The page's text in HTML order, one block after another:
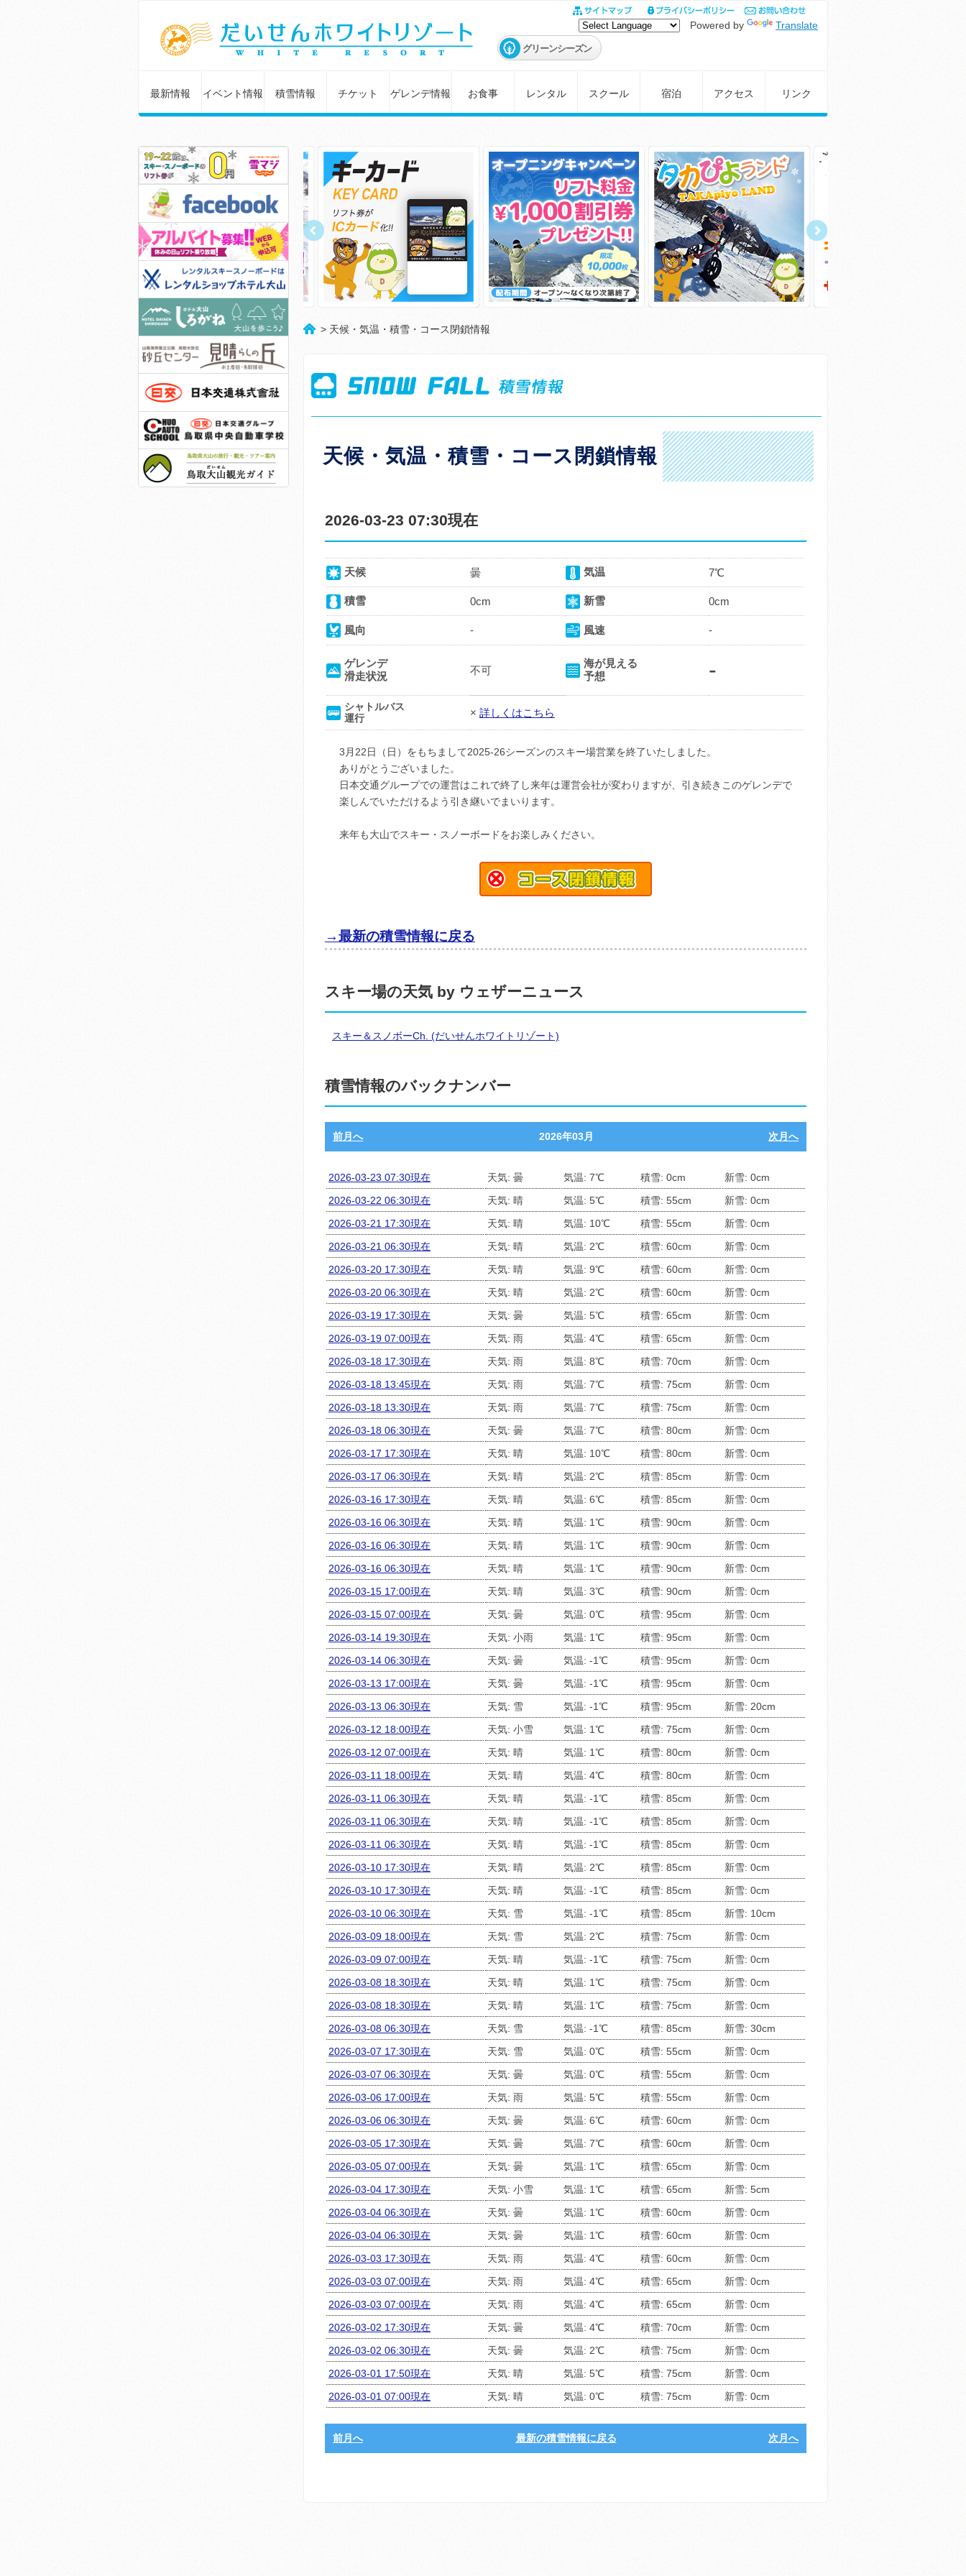
Powered by Translate
グリーンシーズン
最新情報 イベント情報 積雪情報 チケット ゲレンデ情報 お食事 レンタル スクール 宿泊 アクセス リンク
> 天候・気温・積雪・コース閉鎖情報
天候・気温・積雪・コース閉鎖情報
2026-03-23 07:30現在
天候 曇 気温 7℃
積雪 0cm 新雪 0cm
風向 - 風速 -
ゲレンデ
滑走状況
不可
海が見える
予想
-
シャトルバス
運行
× 詳しくはこちら
3月22日（日）をもちまして2025-26シーズンのスキー場営業を終了いたしました。
ありがとうございました。
日本交通グループでの運営はこれで終了し来年は運営会社が変わりますが、引き続きこのゲレンデで
楽しんでいただけるよう引き継いでまいります。
来年も大山でスキー・スノーボードをお楽しみください。
→最新の積雪情報に戻る
スキー場の天気 by ウェザーニュース
スキー＆スノボーCh. (だいせんホワイトリゾート)
積雪情報のバックナンバー
前月へ 2026年03月 次月へ
2026-03-23 07:30現在 天気: 曇 気温: 7℃ 積雪: 0cm
新雪: 0cm
2026-03-22 06:30現在
天気: 晴 気温: 5℃ 積雪: 55cm
新雪: 0cm
2026-03-21 17:30現在
天気: 晴 気温: 10℃ 積雪: 55cm
新雪: 0cm
2026-03-21 06:30現在
天気: 晴 気温: 2℃ 積雪: 60cm
新雪: 0cm
2026-03-20 17:30現在
天気: 晴 気温: 9℃ 積雪: 60cm
新雪: 0cm
2026-03-20 06:30現在
天気: 晴 気温: 2℃ 積雪: 60cm
新雪: 0cm
2026-03-19 17:30現在
天気: 曇 気温: 5℃ 積雪: 65cm
新雪: 0cm
2026-03-19 07:00現在
天気: 雨 気温: 4℃ 積雪: 65cm
新雪: 0cm
2026-03-18 17:30現在
天気: 雨 気温: 8℃ 積雪: 70cm
新雪: 0cm
2026-03-18 13:45現在
天気: 雨 気温: 7℃ 積雪: 75cm
新雪: 0cm
2026-03-18 13:30現在
天気: 雨 気温: 7℃ 積雪: 75cm
新雪: 0cm
2026-03-18 06:30現在
天気: 曇 気温: 7℃ 積雪: 80cm
新雪: 0cm
2026-03-17 17:30現在
天気: 晴 気温: 10℃ 積雪: 80cm
新雪: 0cm
2026-03-17 06:30現在
天気: 晴 気温: 2℃ 積雪: 85cm
新雪: 0cm
2026-03-16 17:30現在
天気: 晴 気温: 6℃ 積雪: 85cm
新雪: 0cm
2026-03-16 06:30現在
天気: 晴 気温: 1℃ 積雪: 90cm
新雪: 0cm
2026-03-16 06:30現在
天気: 晴 気温: 1℃ 積雪: 90cm
新雪: 0cm
2026-03-16 06:30現在
天気: 晴 気温: 1℃ 積雪: 90cm
新雪: 0cm
2026-03-15 17:00現在
天気: 晴 気温: 3℃ 積雪: 90cm
新雪: 0cm
2026-03-15 07:00現在
天気: 曇 気温: 0℃ 積雪: 95cm
新雪: 0cm
2026-03-14 19:30現在
天気: 小雨 気温: 1℃ 積雪: 95cm
新雪: 0cm
2026-03-14 06:30現在
天気: 曇 気温: -1℃ 積雪: 95cm
新雪: 0cm
2026-03-13 17:00現在
天気: 曇 気温: -1℃ 積雪: 95cm
新雪: 0cm
2026-03-13 06:30現在
天気: 雪 気温: -1℃ 積雪: 95cm
新雪: 20cm
2026-03-12 18:00現在
天気: 小雪 気温: 1℃ 積雪: 75cm
新雪: 0cm
2026-03-12 07:00現在
天気: 晴 気温: 1℃ 積雪: 80cm
新雪: 0cm
2026-03-11 18:00現在
天気: 晴 気温: 4℃ 積雪: 80cm
新雪: 0cm
2026-03-11 06:30現在
天気: 晴 気温: -1℃ 積雪: 85cm
新雪: 0cm
2026-03-11 06:30現在
天気: 晴 気温: -1℃ 積雪: 85cm
新雪: 0cm
2026-03-11 06:30現在
天気: 晴 気温: -1℃ 積雪: 85cm
新雪: 0cm
2026-03-10 17:30現在
天気: 晴 気温: 2℃ 積雪: 85cm
新雪: 0cm
2026-03-10 17:30現在
天気: 晴 気温: -1℃ 積雪: 85cm
新雪: 0cm
2026-03-10 06:30現在
天気: 雪 気温: -1℃ 積雪: 85cm
新雪: 10cm
2026-03-09 18:00現在
天気: 雪 気温: 2℃ 積雪: 75cm
新雪: 0cm
2026-03-09 07:00現在
天気: 晴 気温: -1℃ 積雪: 75cm
新雪: 0cm
2026-03-08 18:30現在
天気: 晴 気温: 1℃ 積雪: 75cm
新雪: 0cm
2026-03-08 18:30現在
天気: 晴 気温: 1℃ 積雪: 75cm
新雪: 0cm
2026-03-08 06:30現在
天気: 雪 気温: -1℃ 積雪: 85cm
新雪: 30cm
2026-03-07 17:30現在
天気: 雪 気温: 0℃ 積雪: 55cm
新雪: 0cm
2026-03-07 06:30現在
天気: 曇 気温: 0℃ 積雪: 55cm
新雪: 0cm
2026-03-06 17:00現在
天気: 雨 気温: 5℃ 積雪: 55cm
新雪: 0cm
2026-03-06 06:30現在
天気: 曇 気温: 6℃ 積雪: 60cm
新雪: 0cm
2026-03-05 17:30現在
天気: 曇 気温: 7℃ 積雪: 60cm
新雪: 0cm
2026-03-05 07:00現在
天気: 曇 気温: 1℃ 積雪: 65cm
新雪: 0cm
2026-03-04 17:30現在
天気: 小雪 気温: 1℃ 積雪: 65cm
新雪: 5cm
2026-03-04 06:30現在
天気: 曇 気温: 1℃ 積雪: 60cm
新雪: 0cm
2026-03-04 06:30現在
天気: 曇 気温: 1℃ 積雪: 60cm
新雪: 0cm
2026-03-03 17:30現在
天気: 雨 気温: 4℃ 積雪: 60cm
新雪: 0cm
2026-03-03 07:00現在
天気: 雨 気温: 4℃ 積雪: 65cm
新雪: 0cm
2026-03-03 07:00現在
天気: 雨 気温: 4℃ 積雪: 65cm
新雪: 0cm
2026-03-02 17:30現在
天気: 曇 気温: 4℃ 積雪: 70cm
新雪: 0cm
2026-03-02 06:30現在
天気: 曇 気温: 2℃ 積雪: 75cm
新雪: 0cm
2026-03-01 17:50現在
天気: 晴 気温: 5℃ 積雪: 75cm
新雪: 0cm
2026-03-01 07:00現在
天気: 晴 気温: 0℃ 積雪: 75cm 新雪: 0cm
前月へ 最新の積雪情報に戻る 次月へ